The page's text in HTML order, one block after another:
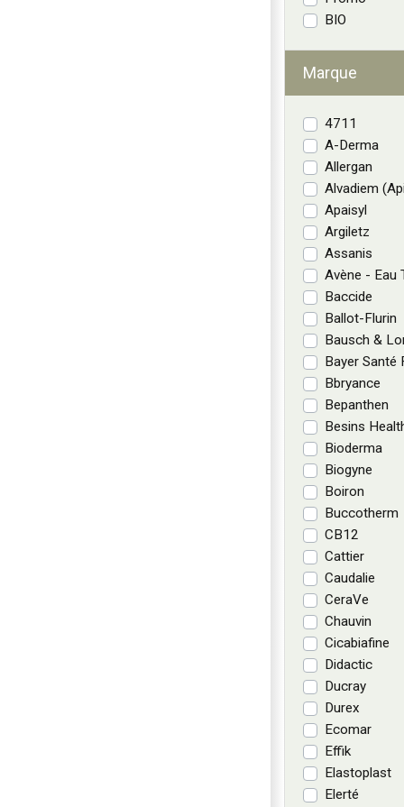
BIO
Marque
4711
A-Derma
Allergan
Alvadiem
Apaisyl
Argiletz
Assanis
Avène - Eau
Baccide
Ballot-Flurin
Bausch &
Bayer Santé
Bbryance
Bepanthen
Besins
Bioderma
Biogyne
Boiron
Buccotherm
CB12
Cattier
Caudalie
CeraVe
Chauvin
Cicabiafine
Didactic
Ducray
Durex
Ecomar
Effik
Elastoplast
Elerté